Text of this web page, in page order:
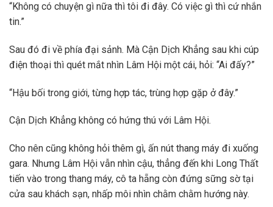
“Không có chuyện gì nữa thì tôi đi đây. Có việc gì thì cứ nhắn
tin.”
Sau đó đi về phía đại sảnh. Mà Cận Dịch Khẳng sau khi cúp
điện thoại thì quét mắt nhìn Lâm Hội một cái, hỏi: “Ai đấy?”
“Hậu bối trong giới, từng hợp tác, trùng hợp gặp ở đây.”
Cận Dịch Khẳng không có hứng thú với Lâm Hội.
Cho nên cũng không hỏi thêm gì, ấn nút thang máy đi xuống
gara. Nhưng Lâm Hội vẫn nhìn cậu, thẳng đến khi Long Thất
tiến vào trong thang máy, cô ta hẵng còn đứng sững sờ tại
cửa sau khách sạn, nhấp môi nhìn chằm chằm hướng này.